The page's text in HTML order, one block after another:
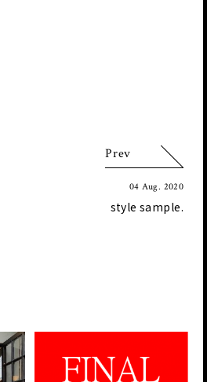
Prev
04 Aug. 2020
style sample.